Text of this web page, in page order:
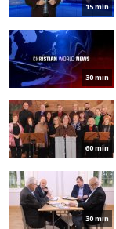
15 min
30 min
60 min
30 min